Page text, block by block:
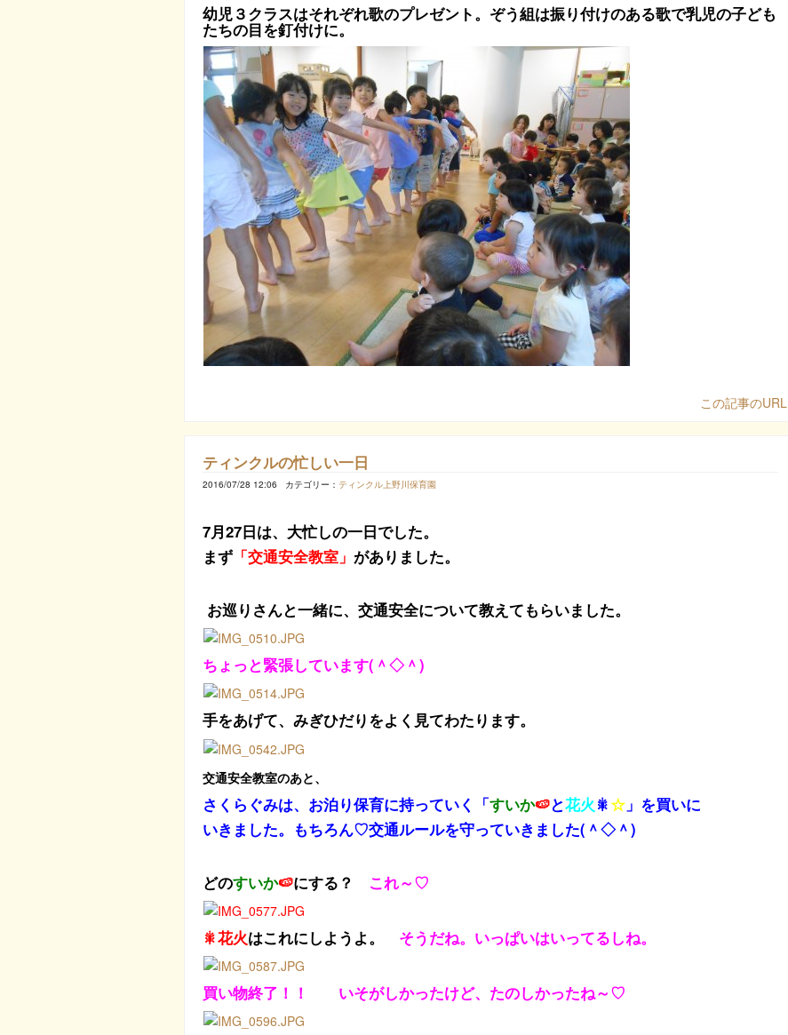
幼児３クラスはそれぞれ歌のプレゼント。ぞう組は振り付けのある歌で乳児の子ども
たちの目を釘付けに。
この記事のURL
ティンクルの忙しい一日
2016/07/28 12:06 カテゴリー： ティンクル上野川保育園
7月27日は、大忙しの一日でした。
まず 「交通安全教室」 がありました。
お巡りさんと一緒に、交通安全について教えてもらいました。
ちょっと緊張しています(＾◇＾)
手をあげて、みぎひだりをよく見てわたります。
交通安全教室のあと、
さくらぐみは、お泊り保育に持っていく「すいか🍉と花火 🎇☆ 」を買いに
いきました。もちろん♡交通ルールを守っていきました(＾◇＾)
どのすいか🍉にする？ これ～♡
🎇花火はこれにしようよ。 そうだね。いっぱいはいってるしね。
買い物終了！！ いそがしかったけど、たのしかったね～♡